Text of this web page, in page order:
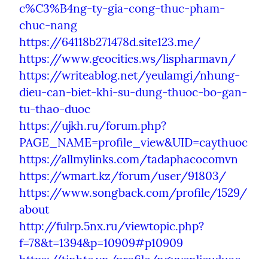
c%C3%B4ng-ty-gia-cong-thuc-pham-
chuc-nang
https://64118b271478d.site123.me/
https://www.geocities.ws/lispharmavn/
https://writeablog.net/yeulamgi/nhung-
dieu-can-biet-khi-su-dung-thuoc-bo-gan-
tu-thao-duoc
https://ujkh.ru/forum.php?
PAGE_NAME=profile_view&UID=caythuoc
https://allmylinks.com/tadaphacocomvn
https://wmart.kz/forum/user/91803/
https://www.songback.com/profile/1529/
about
http://fulrp.5nx.ru/viewtopic.php?
f=78&t=1394&p=10909#p10909